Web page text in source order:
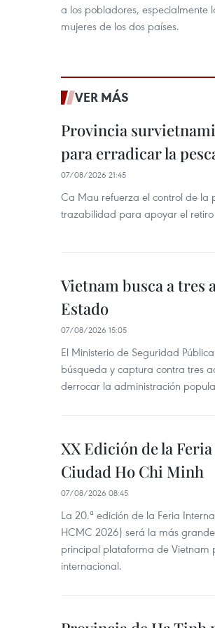
a los pobladores, especialmente
mujeres de los dos países.
VER MÁS
Provincia
para erradicar la
07/08/2026 21:45
Ca Mau refuerza el control de la
trazabilidad para apoyar el
Vietnam busca a tres
Estado
07/08/2026 15:05
El Ministerio de Seguridad
búsqueda y captura contra tres
derrocar la administración
XX Edición de la
Ciudad Ho Chi Minh
07/08/2026 08:45
La 20.ª edición de la Feria
HCMC 2026) será la más
principal plataforma de Vietnam
internacional.